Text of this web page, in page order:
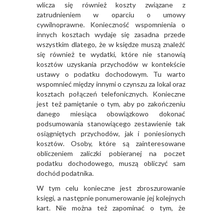
wlicza się również koszty związane z
zatrudnieniem w oparciu o umowy
cywilnoprawne. Konieczność wspomnienia o
innych kosztach wydaje się zasadna przede
wszystkim dlatego, że w księdze muszą znaleźć
się również te wydatki, które nie stanowią
kosztów uzyskania przychodów w kontekście
ustawy o podatku dochodowym. Tu warto
wspomnieć między innymi o czynszu za lokal oraz
kosztach połączeń telefonicznych. Konieczne
jest też pamiętanie o tym, aby po zakończeniu
danego miesiąca obowiązkowo dokonać
podsumowania stanowiącego zestawienie tak
osiągniętych przychodów, jak i poniesionych
kosztów. Osoby, które są zainteresowane
obliczeniem zaliczki pobieranej na poczet
podatku dochodowego, muszą obliczyć sam
dochód podatnika.
W tym celu konieczne jest zbroszurowanie
księgi, a następnie ponumerowanie jej kolejnych
kart. Nie można też zapominać o tym, że